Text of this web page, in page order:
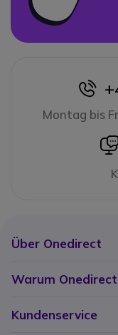
Montag bis
Über Onedirect
Warum
Kundenservice